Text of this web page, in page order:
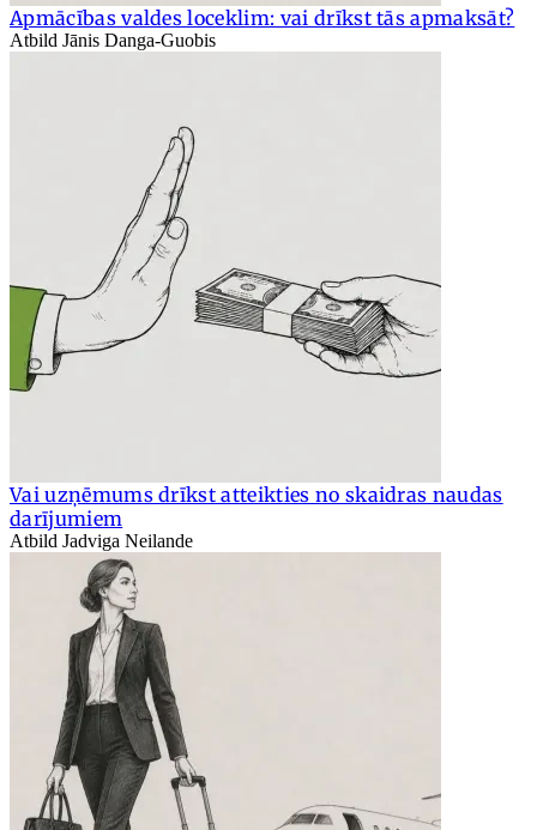
Apmācības valdes loceklim: vai drīkst tās apmaksāt?
Atbild Jānis Danga-Guobis
Vai uzņēmums drīkst atteikties no skaidras naudas
darījumiem
Atbild Jadviga Neilande